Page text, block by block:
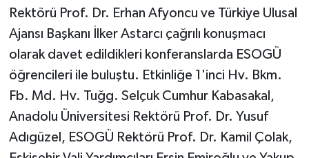
Rektörü Prof. Dr. Erhan Afyoncu ve Türkiye Ulusal
Ajansı Başkanı İlker Astarcı çağrılı konuşmacı
olarak davet edildikleri konferanslarda ESOGÜ
öğrencileri ile buluştu. Etkinliğe 1'inci Hv. Bkm.
Fb. Md. Hv. Tuğg. Selçuk Cumhur Kabasakal,
Anadolu Üniversitesi Rektörü Prof. Dr. Yusuf
Adıgüzel, ESOGÜ Rektörü Prof. Dr. Kamil Çolak,